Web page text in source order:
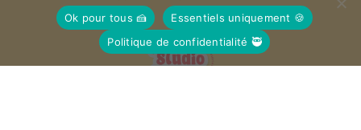
Ok pour tous 🍰
Essentiels uniquement 🍪
Politique de confidentialité 🥷